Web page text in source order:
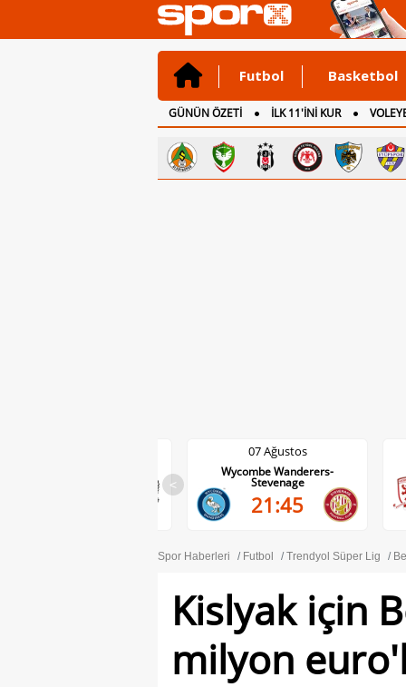
Futbol Basketbol
GÜNÜN ÖZETİ İLK 11'İNİ KUR
CANLI ANLATIM
İNGİLTERE
<
07 Ağustos
Middlesbrough-Wrexham
22:00
Spor Haberleri Futbol Trendyol Süper Lig
Kislyak için
milyon